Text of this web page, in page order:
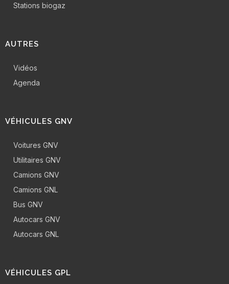
Stations biogaz
AUTRES
Vidéos
Agenda
VÉHICULES GNV
Voitures GNV
Utilitaires GNV
Camions GNV
Camions GNL
Bus GNV
Autocars GNV
Autocars GNL
VÉHICULES GPL